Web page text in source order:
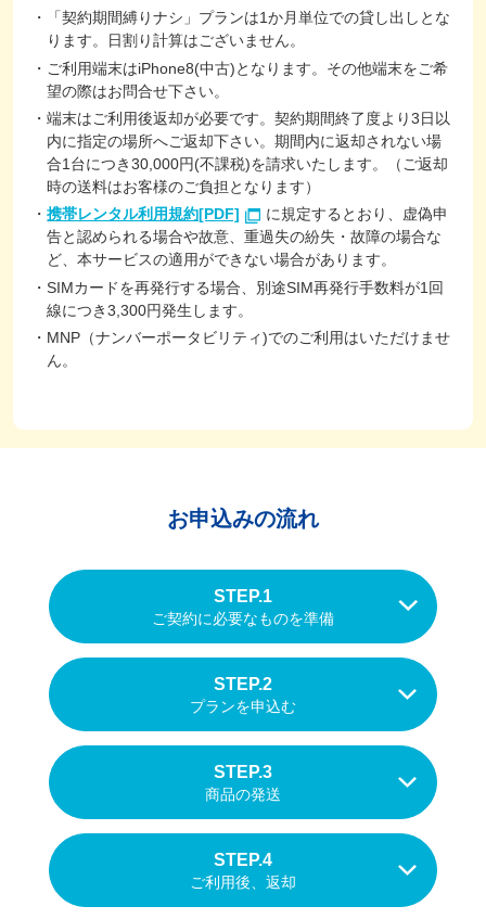
「契約期間縛りナシ」プランは1か月単位での貸し出しとな
ります。日割り計算はございません。
ご利用端末はiPhone8(中古)となります。その他端末をご希
望の際はお問合せ下さい。
端末はご利用後返却が必要です。契約期間終了度より3日以
内に指定の場所へご返却下さい。期間内に返却されない場
合1台につき30,000円(不課税)を請求いたします。（ご返却
時の送料はお客様のご負担となります）
携帯レンタル利用規約[PDF]
に規定するとおり、虚偽申
告と認められる場合や故意、重過失の紛失・故障の場合な
ど、本サービスの適用ができない場合があります。
SIMカードを再発行する場合、別途SIM再発行手数料が1回
線につき3,300円発生します。
MNP（ナンバーポータビリティ)でのご利用はいただけませ
ん。
お申込みの流れ
STEP.1
ご契約に必要なものを準備
STEP.2
プランを申込む
STEP.3
商品の発送
STEP.4
ご利用後、返却